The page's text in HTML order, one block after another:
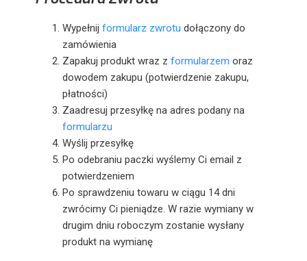
Wypełnijformularz zwrotu dołączony do
zamówienia
Zapakuj produkt wraz zformularzem oraz
dowodem zakupu (potwierdzenie zakupu,
płatności)
Zaadresuj przesyłkę na adres podany na
formularzu
Wyślij przesyłkę
Po odebraniu paczki wyślemy Ci email z
potwierdzeniem
Po sprawdzeniu towaru w ciągu 14 dni
zwrócimy Ci pieniądze. W razie wymiany w
drugim dniu roboczym zostanie wysłany
produkt na wymianę